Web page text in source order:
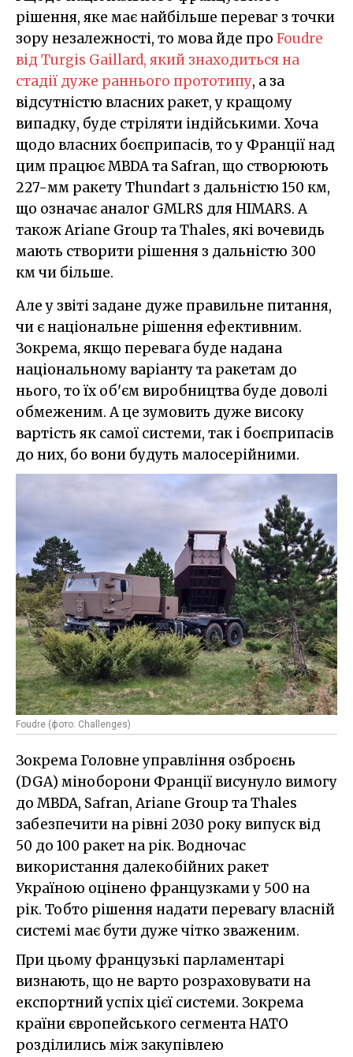
рішення, яке має найбільше переваг з точки
зору незалежності, то мова йде про Foudre
від Turgis Gaillard, який знаходиться на
стадії дуже раннього прототипу, а за
відсутністю власних ракет, у кращому
випадку, буде стріляти індійськими. Хоча
щодо власних боєприпасів, то у Франції над
цим працює MBDA та Safran, що створюють
227-мм ракету Thundart з дальністю 150 км,
що означає аналог GMLRS для HIMARS. А
також Ariane Group та Thales, які вочевидь
мають створити рішення з дальністю 300
км чи більше.
Але у звіті задане дуже правильне питання,
чи є національне рішення ефективним.
Зокрема, якщо перевага буде надана
національному варіанту та ракетам до
нього, то їх об'єм виробництва буде доволі
обмеженим. А це зумовить дуже високу
вартість як самої системи, так і боєприпасів
до них, бо вони будуть малосерійними.
Foudre (фото: Challenges)
Зокрема Головне управління озброєнь
(DGA) міноборони Франції висунуло вимогу
до MBDA, Safran, Ariane Group та Thales
забезпечити на рівні 2030 року випуск від
50 до 100 ракет на рік. Водночас
використання далекобійних ракет
Україною оцінено французками у 500 на
рік. Тобто рішення надати перевагу власній
системі має бути дуже чітко зваженим.
При цьому французькі парламентарі
визнають, що не варто розраховувати на
експортний успіх цієї системи. Зокрема
країни європейського сегмента НАТО
розділились між закупівлею